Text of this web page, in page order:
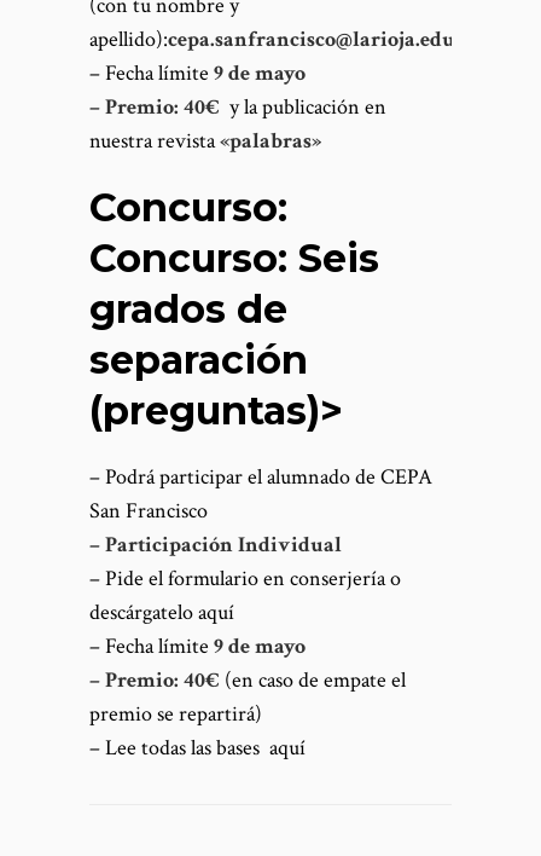
(con tu nombre y
apellido):cepa.sanfrancisco@larioja.edu.es
– Fecha límite 9 de mayo
–Premio: 40€ y la publicación en
nuestra revista«palabras»
Concurso:
Concurso: Seis
grados de
separación
(preguntas)>
– Podrá participar el alumnado de CEPA
San Francisco
–Participación Individual
– Pide el formulario en conserjería o
descárgatelo aquí
– Fecha límite 9 de mayo
–Premio: 40€ (en caso de empate el
premio se repartirá)
– Lee todas las bases aquí